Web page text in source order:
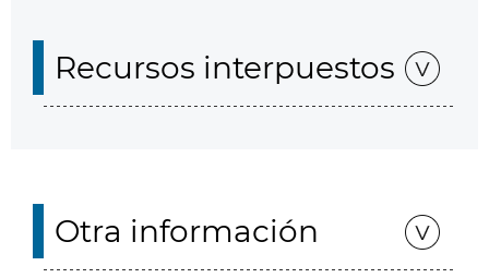
Recursos interpuestos
Otra información